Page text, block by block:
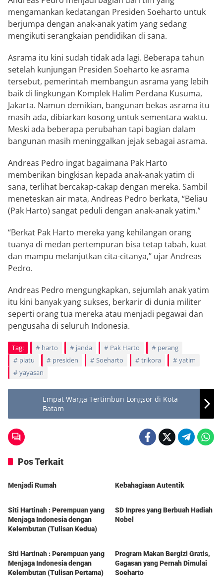
mengamankan kedatangan Presiden Soeharto untuk
berjumpa dengan anak-anak yatim yang sedang
mengikuti serangkaian pendidikan di sana.
Asrama itu kini sudah tidak ada lagi. Beberapa tahun
setelah kunjungan Presiden Soeharto ke asrama
tersebut, pemerintah membangun asrama yang lebih
baik di lingkungan Komplek Halim Perdana Kusuma,
Jakarta. Namun demikian, bangunan bekas asrama itu
masih ada, dibiarkan kosong untuk sementara waktu.
Meski ada beberapa perubahan tapi bagian dalam
bangunan masih meninggalkan jejak sebagai asrama.
Andreas Pedro ingat bagaimana Pak Harto
memberikan bingkisan kepada anak-anak yatim di
sana, terlihat bercakap-cakap dengan mereka. Sambil
meneteskan air mata, Andreas Pedro berkata, “Beliau
(Pak Harto) sangat peduli dengan anak-anak yatim.”
“Berkat Pak Harto mereka yang kehilangan orang
tuanya di medan pertempuran bisa tetap tabah, kuat
dan mampu melanjutkan cita-citanya,” ujar Andreas
Pedro.
Andreas Pedro mengungkapkan, sejumlah anak yatim
itu kini banyak yang sukses, berkarir di dunia militer
seperti orang tua mereka atau menjadi pegawai dan
pengusaha di seluruh Indonesia.
Tag: harto janda Pak Harto
perang
piatu
presiden Soeharto trikora
yatim
yayasan
Empat Warga Tertimbun Longsor di Kota
Batam
Pos Terkait
Berita
Menjadi Rumah Kebahagiaan Autentik
Berita
Siti Hartinah : Perempuan yang
Menjaga Indonesia dengan
Kelembutan (Tulisan Kedua)
SD Inpres yang Berbuah Hadiah
Nobel
Siti Hartinah : Perempuan yang
Menjaga Indonesia dengan
Kelembutan (Tulisan Pertama)
Program Makan Bergizi Gratis,
Gagasan yang Pernah Dimulai
Soeharto